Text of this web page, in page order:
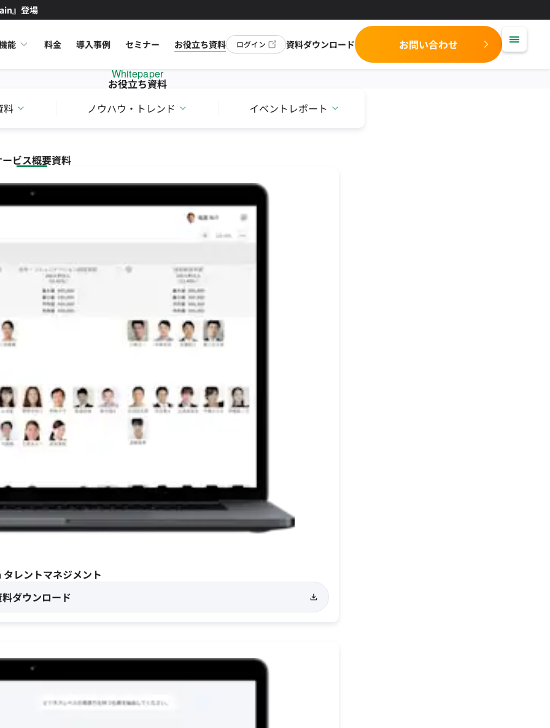
』登場
能 料金 導入事例 セミナー お役立ち資料 ログイン 資料ダウンロード お問い合わせ
Whitepaper
お役立ち資料
料
ノウハウ・トレンド イベントレポート
ビス概要資料
レントマネジメント
ダウンロード